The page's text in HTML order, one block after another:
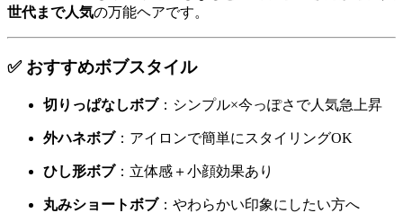
世代まで人気の万能ヘアです。
✅ おすすめボブスタイル
切りっぱなしボブ：シンプル×今っぽさで人気急上昇
外ハネボブ：アイロンで簡単にスタイリングOK
ひし形ボブ：立体感＋小顔効果あり
丸みショートボブ：やわらかい印象にしたい方へ